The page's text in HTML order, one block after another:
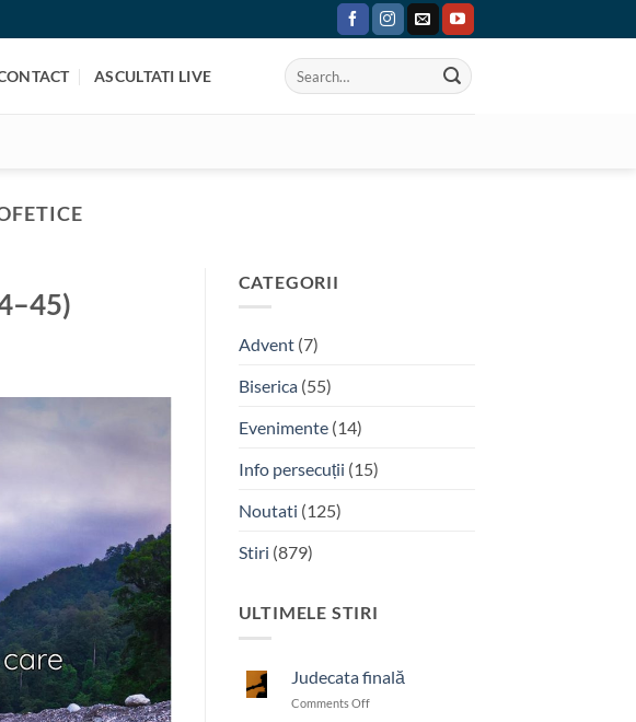
ASCULTATI LIVE
CATEGORII
Advent(7)
Biserica(55)
Evenimente(14)
Info persecuții (15)
Noutati (125)
Stiri (879)
ULTIMELE STIRI
Judecata finală
Comments Offon